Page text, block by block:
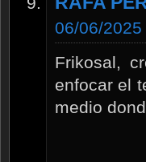
06/06/2025
Frikosal,
enfocar el
medio